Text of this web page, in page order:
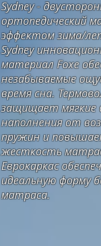
Sydney -
ортопедический
эффектом зима/
Sydney
материал Foxe
незабываемые
время сна.
защищает мягкие
наполнения от
пружин и
жесткость
Еврокаркас
идеальную форму
матраса.